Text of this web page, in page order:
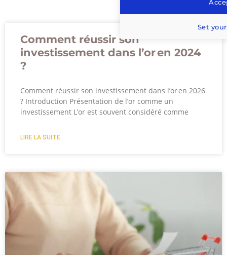
Comment réussir son
investissement dans l’or en 2024
?
Comment réussir son investissement dans l’or en 2026
? Introduction Présentation de l’or comme un
investissement L’or est souvent considéré comme
LIRE LA SUITE
Set